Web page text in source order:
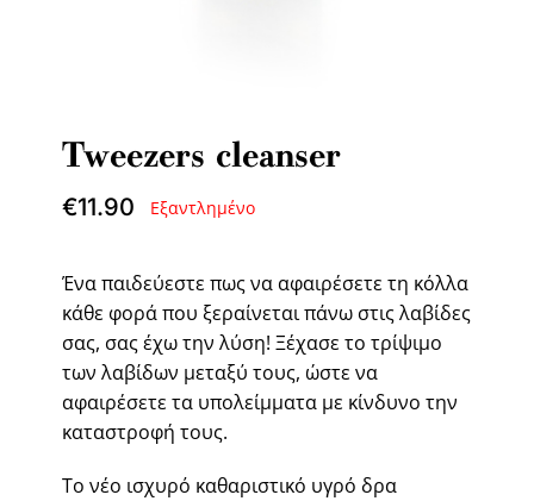
Tweezers cleanser
€11.90 Εξαντλημένο
Ένα παιδεύεστε πως να αφαιρέσετε τη κόλλα
κάθε φορά που ξεραίνεται πάνω στις λαβίδες
σας, σας έχω την λύση! Ξέχασε το τρίψιμο
των λαβίδων μεταξύ τους, ώστε να
αφαιρέσετε τα υπολείμματα με κίνδυνο την
καταστροφή τους.
Το νέο ισχυρό καθαριστικό υγρό δρα